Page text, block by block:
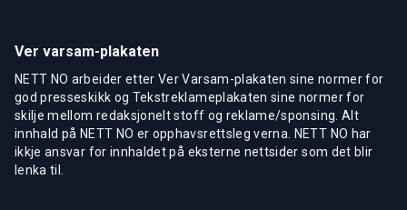
Ver varsam-plakaten
NETT NO arbeider etter Ver Varsam-plakaten sine normer for
god presseskikk og Tekstreklameplakaten sine normer for
skilje mellom redaksjonelt stoff og reklame/sponsing. Alt
innhald på NETT NO er opphavsrettsleg verna. NETT NO har
ikkje ansvar for innhaldet på eksterne nettsider som det blir
lenka til.